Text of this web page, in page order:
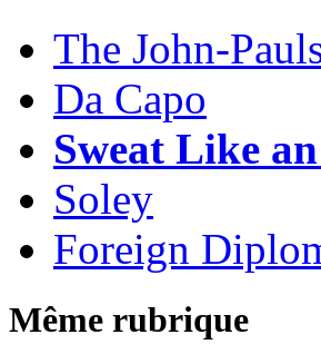
The John-
Da Capo
Sweat Like
Soley
Foreign
Même rubrique